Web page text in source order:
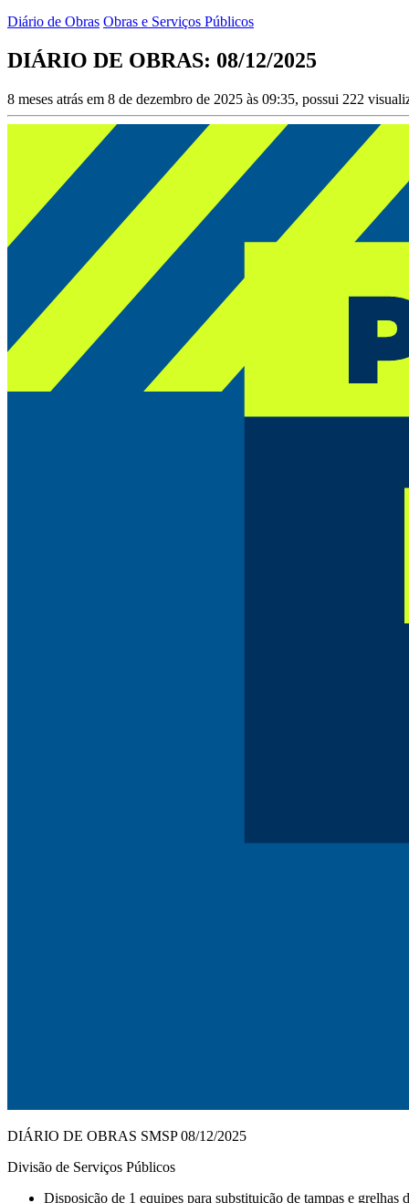
Diário de Obras Obras e Serviços Públicos
DIÁRIO DE OBRAS: 08/12/2025
8 meses atrás em 8 de dezembro de 2025 às 09:35, possui 222
DIÁRIO DE OBRAS SMSP 08/12/2025
Divisão de Serviços Públicos
Disposição de 1 equipes para substituição de tampas e